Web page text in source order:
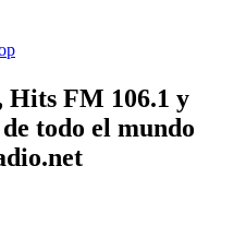
Hits FM 106.1 y
todo el mundo